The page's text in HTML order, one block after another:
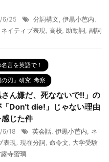
6/25 分詞構文 伊黒小芭内
ネイティブ表現 高校 助動詞 副詞
名言を英語で！
の刃』研究･考察
さん嫌だ、死なないで!!」の
Don't die!」じゃない理由
じた件
6/18 英会話 伊黒小芭内
ネ
表現
現在分詞 命令文
大学受験
寺蜜璃